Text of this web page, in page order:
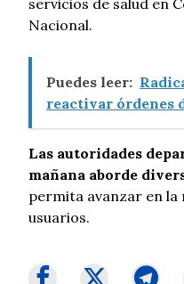
Nacional.
Puedes leer:
reactivar órdenes
Las autoridades
mañana aborde
permita avanzar en la
usuarios.